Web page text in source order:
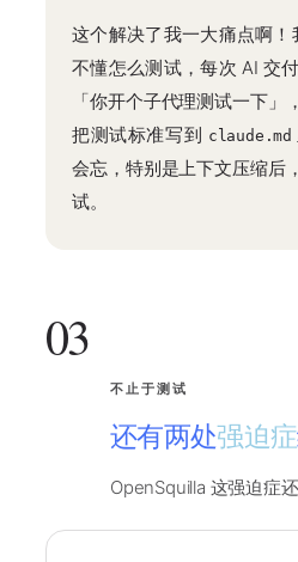
这个解决了我一大痛点啊！
不懂怎么测试，每次 AI 交
「你开个子代理测试一下
把测试标准写到
claude.md
会忘，特别是上下文压缩后
试。
03
不止于测试
还有两处强迫症
OpenSquilla 这强迫症